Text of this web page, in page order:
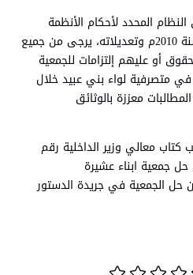
المادة 11/ب من النظام المحدد لأحكام الأنظمة
الأساسية للجمعيات رقم 57 لسنة 2010م وتعديلاته، يرجى من جميع
أو عليهم إلتزامات للجمعية
في متصرفية لواء بني عبيد خلال
معززة بالوثائق
معالي وزير الداخلية رقم
تاريخ 15-6-2025 عن حل جمعية ابناء عشيرة
حل الجمعية في جريدة الدستور